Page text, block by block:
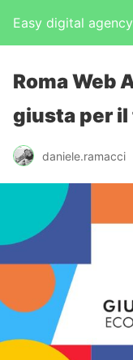
Easy digital
Roma Web
giusta per
daniele.ramacci